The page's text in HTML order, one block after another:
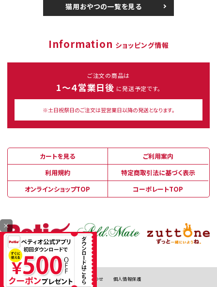
猫用おやつの一覧を見る
Information ショッピング情報
ご注文の商品は
1～４営業日後 に発送予定です。
※土日祝祭日のご注文は翌営業日以降の発送となります。
カートを見る
ご利用案内
利用規約
特定商取引法に基づく表示
オンラインショップTOP
コーポレートTOP
お問い合わせ 個人情報保護
×